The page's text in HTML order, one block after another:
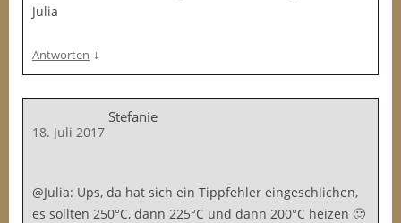
Julia
Antworten ↓
Stefanie
18. Juli 2017
@Julia: Ups, da hat sich ein Tippfehler eingeschlichen,
es sollten 250°C, dann 225°C und dann 200°C heizen 🙂